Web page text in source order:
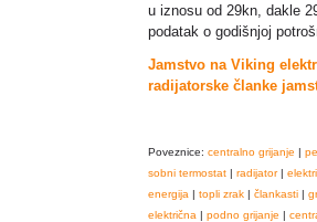
u iznosu od 29kn, dakle
podatak o godišnjoj
Jamstvo na Viking
radijatorske članke
Poveznice: centralno grijanje |
sobni termostat | radijator|
energija | topli zrak | člankasti |
električna | podno grijanje |